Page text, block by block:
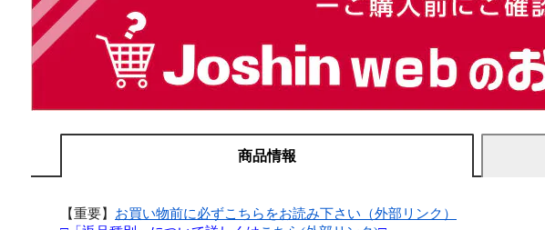
商品情報
【重要】 お買い物前に必ずこちらをお読み下さい（外部リンク）